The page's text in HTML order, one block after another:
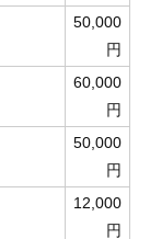
50,000
円
60,000
円
50,000
円
12,000
円